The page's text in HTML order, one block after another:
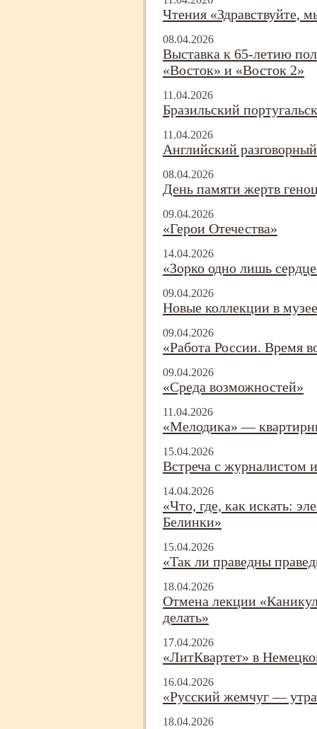
Чтения «Здравствуйте,
08.04.2026
Выставка к 65-летию
«Восток» и «Восток 2»
11.04.2026
Бразильский
11.04.2026
Английский
08.04.2026
День памяти жертв
09.04.2026
«Герои Отечества»
14.04.2026
«Зорко одно лишь
09.04.2026
Новые коллекции в
09.04.2026
«Работа России. Время
09.04.2026
«Среда возможностей»
11.04.2026
«Мелодика» —
15.04.2026
Встреча с журналистом
14.04.2026
«Что, где, как искать:
Белинки»
15.04.2026
«Так ли праведны
18.04.2026
Отмена лекции
делать»
17.04.2026
«ЛитКвартет» в
16.04.2026
«Русский жемчуг —
18.04.2026